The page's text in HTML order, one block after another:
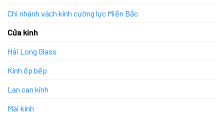
Chi nhánh vách kính cường lực Miền Bắc
Cửa kính
Hải Long Glass
Kính ốp bếp
Lan can kính
Mái kính